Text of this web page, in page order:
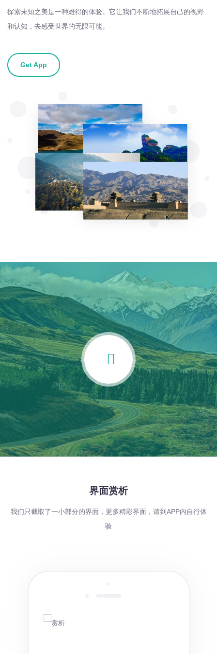
探索未知之美是一种难得的体验。它让我们不断地拓展自己的视野
和认知，去感受世界的无限可能。
Get App
界面赏析
我们只截取了一小部分的界面，更多精彩界面，请到APP内自行体
验